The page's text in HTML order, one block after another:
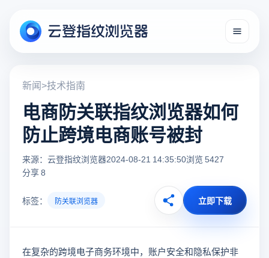
新闻>技术指南
电商防关联指纹浏览器如何
防止跨境电商账号被封
来源：云登指纹浏览器2024-08-21 14:35:50浏览 5427
分享 8
标签： 防关联浏览器 立即下载
在复杂的跨境电子商务环境中，账户安全和隐私保护非